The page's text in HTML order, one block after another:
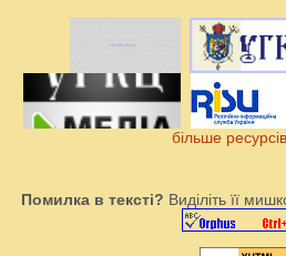
більше
Помилка в тексті? Виділіть її